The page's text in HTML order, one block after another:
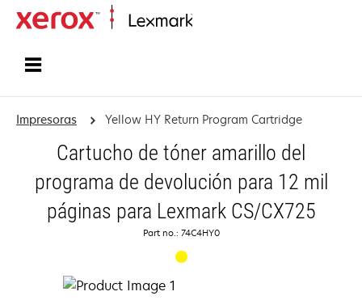
Impresoras Yellow HY Return Program Cartridge
Cartucho de tóner amarillo del
programa de devolución para 12 mil
páginas para Lexmark CS/CX725
Part no.: 74C4HY0